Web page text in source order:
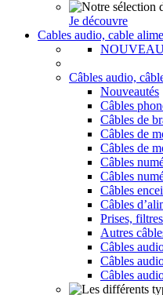
Je découvre
Cables audio, cable
Câbles audio,
Nouveautés
Câbles
Câbles de
Câbles de
Câbles de
Câbles
Câbles
Câbles
Câbles
Prises,
Autres
Câbles
Câbles
Câbles